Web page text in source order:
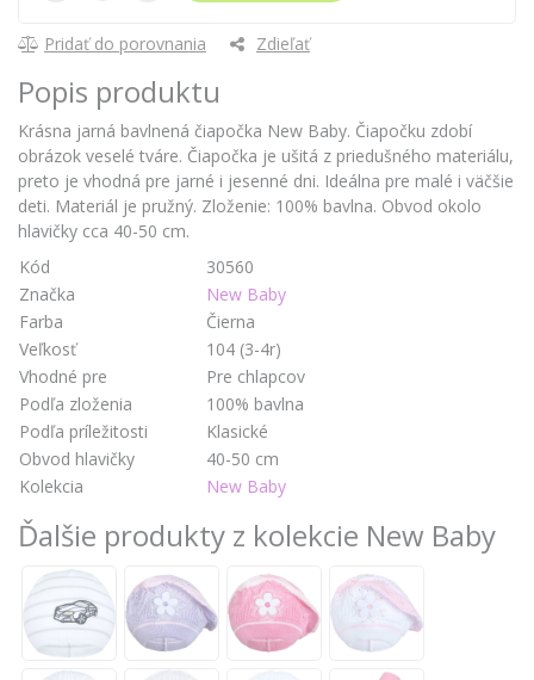
Pridať do porovnania Zdieľať
Popis produktu
Krásna jarná bavlnená čiapočka New Baby. Čiapočku zdobí
obrázok veselé tváre. Čiapočka je ušitá z priedušného materiálu,
preto je vhodná pre jarné i jesenné dni. Ideálna pre malé i väčšie
deti. Materiál je pružný. Zloženie: 100% bavlna. Obvod okolo
hlavičky cca 40-50 cm.
Kód
30560
Značka
New Baby
Farba
Čierna
Veľkosť
104 (3-4r)
Vhodné pre
Pre chlapcov
Podľa zloženia
100% bavlna
Podľa príležitosti
Klasické
Obvod hlavičky
40-50 cm
Kolekcia
New Baby
Ďalšie produkty z kolekcie New Baby